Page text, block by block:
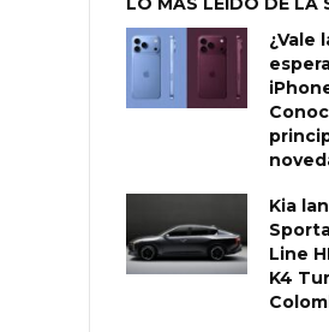
¿Vale
Kia
Line
K4